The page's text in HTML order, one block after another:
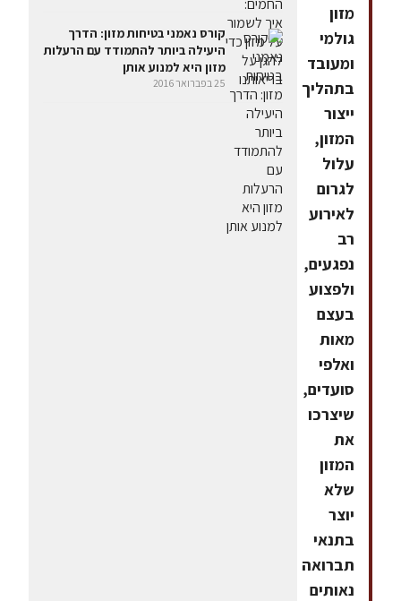
מזון
גולמי
ומעובד
בתהליך
ייצור
המזון,
עלול
לגרום
לאירוע
רב
נפגעים,
ולפצוע
בעצם
מאות
ואלפי
סועדים,
שיצרכו
את
המזון
שלא
יוצר
בתנאי
תברואה
נאותים
קורס נאמני בטיחות מזון: הדרך
היעילה ביותר להתמודד עם הרעלות
מזון היא למנוע אותן
25 בפברואר 2016